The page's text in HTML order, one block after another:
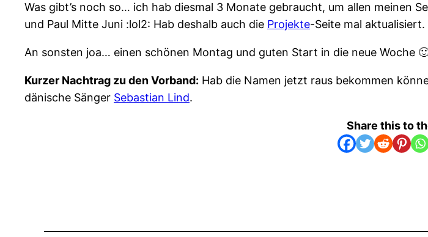
Was gibt’s noch so… ich hab diesmal 3 Monate gebraucht, um allen meinen
und Paul Mitte Juni :lol2: Hab deshalb auch die Projekte-Seite mal aktualisiert.
An sonsten joa… einen schönen Montag und guten Start in die neue Woche
Kurzer Nachtrag zu den Vorband: Hab die Namen jetzt raus bekommen
dänische Sänger Sebastian Lind.
Share this to